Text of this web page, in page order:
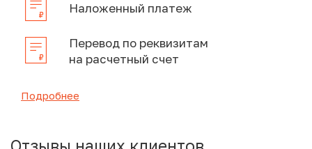
Наложенный платеж
Перевод по реквизитам
на расчетный счет
Подробнее